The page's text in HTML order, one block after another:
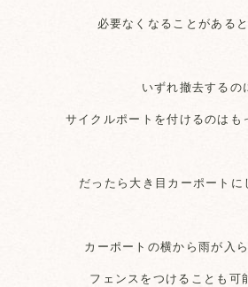
必要なくなることがある
いずれ撤去するの
サイクルポートを付けるのはも
だったら大き目カーポートに
カーポートの横から雨が入
フェンスをつけることも可